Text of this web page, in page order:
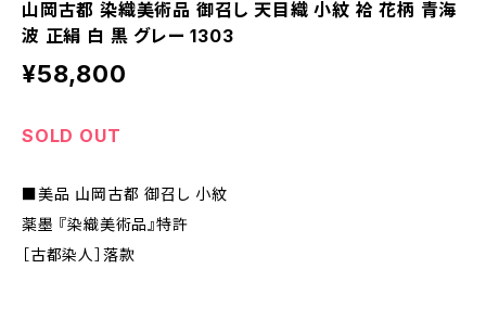
山岡古都 染織美術品 御召し 天目織 小紋 袷 花柄 青海
波 正絹 白 黒 グレー 1303
¥58,800
SOLD OUT
■美品 山岡古都 御召し 小紋
薬墨 『染織美術品』特許
［古都染人］落款